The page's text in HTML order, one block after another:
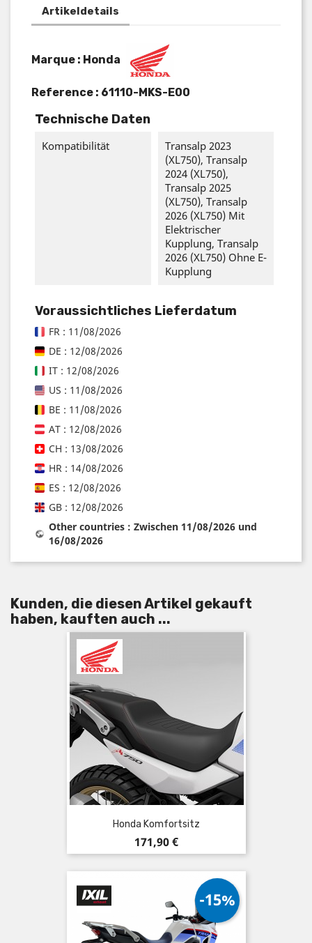
Artikeldetails
Marque : Honda
Reference : 61110-MKS-E00
Technische Daten
Kompatibilität
Transalp 2023
(XL750), Transalp
2024 (XL750),
Transalp 2025
(XL750), Transalp
2026 (XL750) Mit
Elektrischer
Kupplung, Transalp
2026 (XL750) Ohne E-
Kupplung
Voraussichtliches Lieferdatum
FR : 11/08/2026
DE : 12/08/2026
IT : 12/08/2026
US : 11/08/2026
BE : 11/08/2026
AT : 12/08/2026
CH : 13/08/2026
HR : 14/08/2026
ES : 12/08/2026
GB : 12/08/2026
Other countries : Zwischen 11/08/2026 und
16/08/2026
Kunden, die diesen Artikel gekauft
haben, kauften auch ...
Honda Komfortsitz
Preis
171,90 €
-15%